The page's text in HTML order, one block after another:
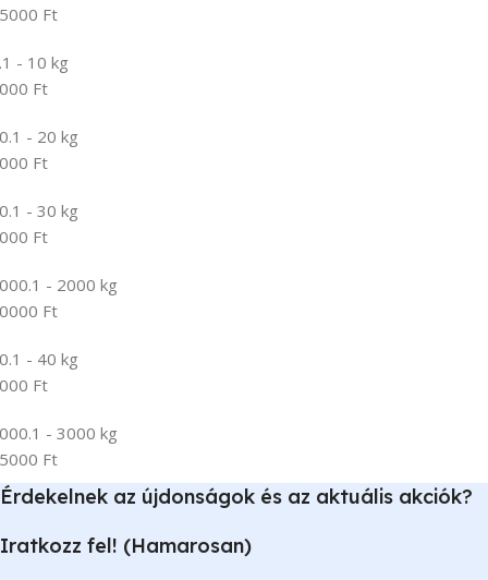
Ft
- 10 kg
Ft
- 20 kg
Ft
- 30 kg
Ft
- 2000 kg
Ft
- 40 kg
Ft
- 3000 kg
Ft
Érdekelnek az újdonságok és az aktuális akciók?
Iratkozz fel! (Hamarosan)